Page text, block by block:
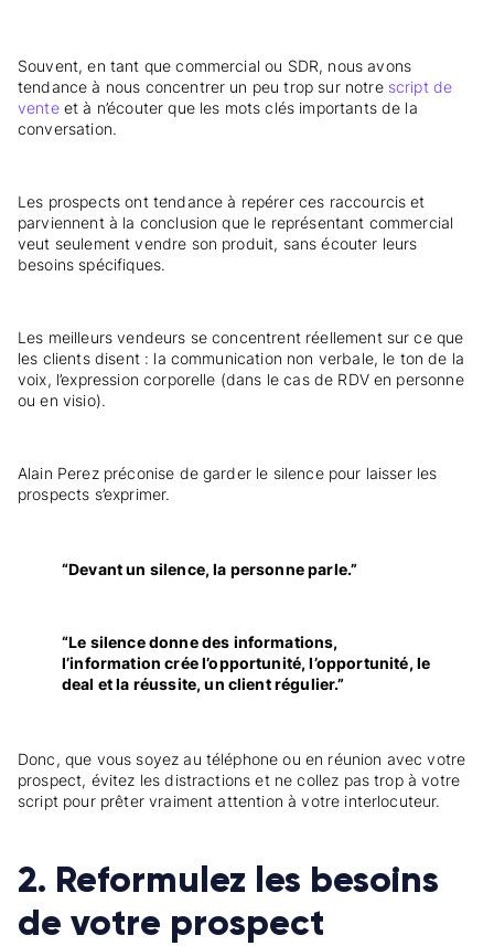
Souvent, en tant que commercial ou SDR, nous avons
tendance à nous concentrer un peu trop sur notre script de
venteet à n’écouter que les mots clés importants de la
conversation.
Les prospects ont tendance à repérer ces raccourcis et
parviennent à la conclusion que le représentant commercial
veut seulement vendre son produit, sans écouter leurs
besoins spécifiques.
Les meilleurs vendeurs se concentrent réellement sur ce que
les clients disent : la communication non verbale, le ton de la
voix, l’expression corporelle (dans le cas de RDV en personne
ou en visio).
Alain Perez préconise de garder le silence pour laisser les
prospects s’exprimer.
“Devant un silence, la personne parle.”
“Le silence donne des informations,
l’information crée l’opportunité, l’opportunité, le
deal et la réussite, un client régulier.”
Donc, que vous soyez au téléphone ou en réunion avec votre
prospect, évitez les distractions et ne collez pas trop à votre
script pour prêter vraiment attention à votre interlocuteur.
2. Reformulez les besoins
de votre prospect